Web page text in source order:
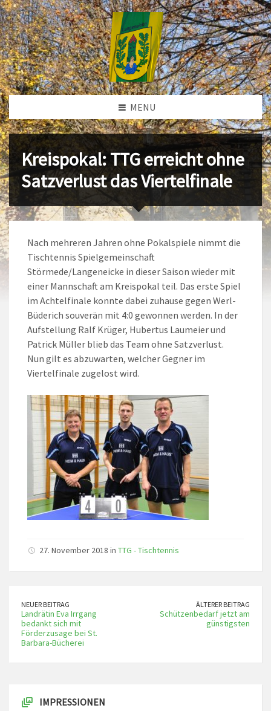
MENU
Kreispokal: TTG erreicht ohne
Satzverlust das Viertelfinale
Nach mehreren Jahren ohne Pokalspiele nimmt die
Tischtennis Spielgemeinschaft
Störmede/Langeneicke in dieser Saison wieder mit
einer Mannschaft am Kreispokal teil. Das erste Spiel
im Achtelfinale konnte dabei zuhause gegen Werl-
Büderich souverän mit 4:0 gewonnen werden. In der
Aufstellung Ralf Krüger, Hubertus Laumeier und
Patrick Müller blieb das Team ohne Satzverlust.
Nun gilt es abzuwarten, welcher Gegner im
Viertelfinale zugelost wird.
27. November 2018 in TTG - Tischtennis
NEUER BEITRAG
Landrätin Eva Irrgang
bedankt sich mit
Förderzusage bei St.
Barbara-Bücherei
ÄLTERER BEITRAG
Schützenbedarf jetzt am
günstigsten
IMPRESSIONEN